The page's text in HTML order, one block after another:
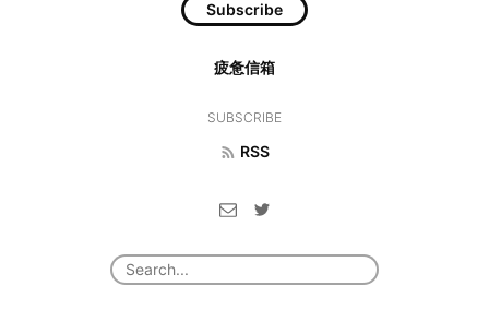
Subscribe
疲惫信箱
SUBSCRIBE
RSS